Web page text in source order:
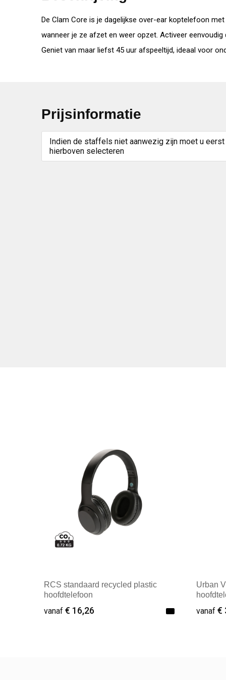
De Clam Core is je dagelijkse over-ear koptelefoon
wanneer je ze afzet en weer opzet. Activeer
Geniet van maar liefst 45 uur afspeeltijd, ideaal voor
Prijsinformatie
Indien de staffels niet aanwezig zijn moet u
hierboven selecteren
RCS standaard recycled plastic
hoofdtelefoon
vanaf € 16,26
Urban
vanaf€